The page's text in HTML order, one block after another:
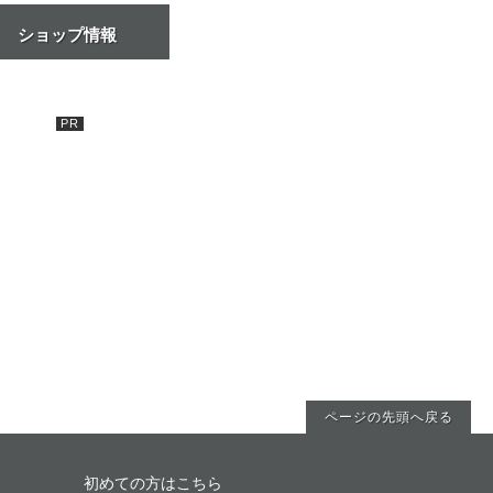
ショップ情報
ページの先頭へ戻る
初めての方はこちら